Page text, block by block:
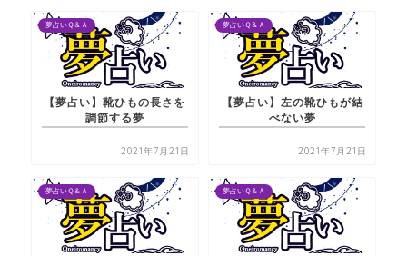
夢占いＱ＆Ａ
【夢占い】靴ひもの長さを
調節する夢
2021年7月21日
夢占いＱ＆Ａ
【夢占い】左の靴ひもが結
べない夢
2021年7月21日
夢占いＱ＆Ａ 夢占いＱ＆Ａ